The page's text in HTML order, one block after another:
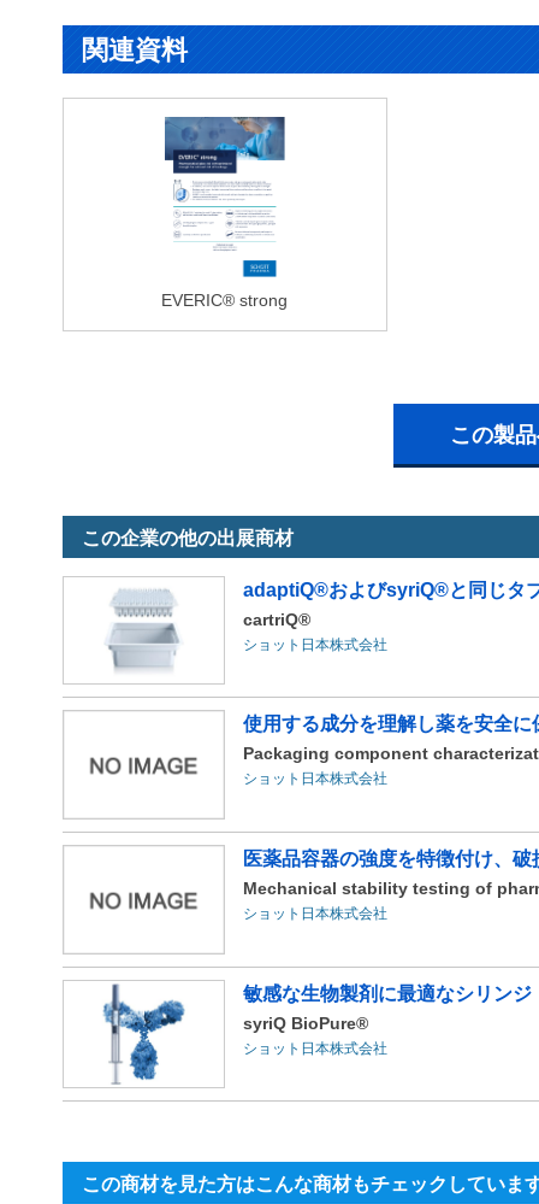
関連資料
EVERIC® strong
この製
この企業の他の出展商材
adaptiQ®およびsyriQ®と同じタ
cartriQ®
ショット日本株式会社
使用する成分を理解し薬を安全に
Packaging component
ショット日本株式会社
医薬品容器の強度を特徴付け、
Mechanical stability testing of
ショット日本株式会社
敏感な生物製剤に最適なシリンジ
syriQ BioPure®
ショット日本株式会社
この商材を見た方はこんな商材もチェックしていま